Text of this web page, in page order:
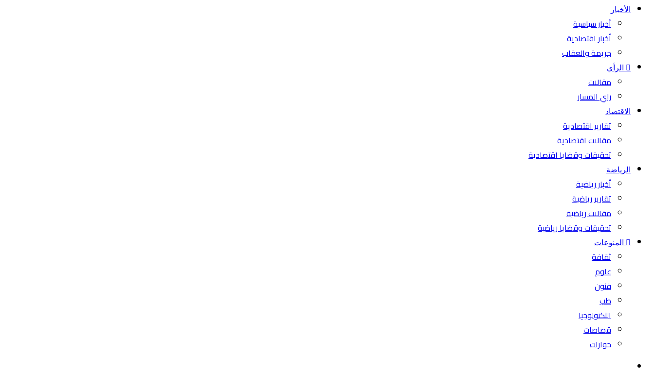
الأخبار
أخبار سياسية
أخبار اقتصادية
جريمة والعقاب
الرأي
مقالات
راي المسار
الاقتصاد
تقارير اقتصادية
مقالات اقتصادية
تحقيقات وقضايا اقتصادية
الرياضة
أخبار رياضية
تقارير رياضية
مقالات رياضية
تحقيقات وقضايا رياضية
المنوعات
ثقافة
علوم
فنون
طب
التكنولوجيا
قصاصات
حوارات